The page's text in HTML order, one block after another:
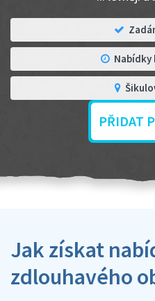
Nabídky
PŘIDAT
Jak získat
zdlouhavého